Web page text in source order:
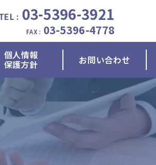
: 03-5396-3921
FAX : 03-5396-4778
個人情報
保護方針 お問い合わせ